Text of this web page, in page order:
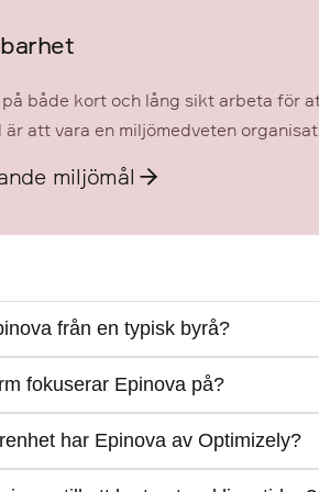
både kort och lång sikt arbeta för
är att vara en miljömedveten
miljömål
från en typisk byrå?
på resultat i stället för att sälja
fokuserar Epinova på?
till 100 % på Optimizelys plattform.
har Epinova av Optimizely?